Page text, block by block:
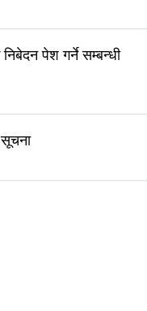
निबेदन पेश गर्ने सम्बन्धी
सूचना